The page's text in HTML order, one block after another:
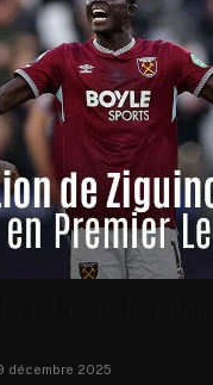
décembre 2025